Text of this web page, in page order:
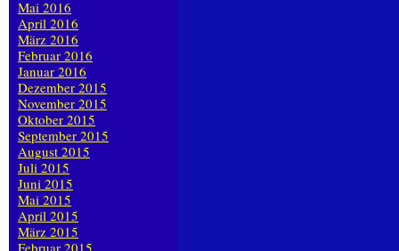
Mai 2016
April 2016
März 2016
Februar 2016
Januar 2016
Dezember 2015
November 2015
Oktober 2015
September 2015
August 2015
Juli 2015
Juni 2015
Mai 2015
April 2015
März 2015
Februar 2015